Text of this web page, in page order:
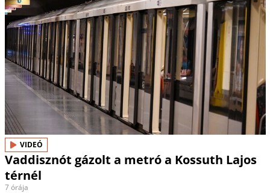
VIDEÓ
Vaddisznót gázolt a metró a Kossuth Lajos
térnél
7 órája